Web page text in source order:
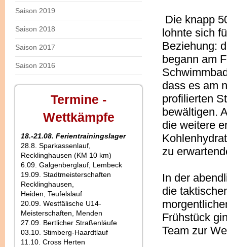
Saison 2019
Saison 2018
Saison 2017
Saison 2016
Termine -
Wettkämpfe
18.-21.08. Ferientrainingslager
28.8. Sparkassenlauf,
Recklinghausen (KM 10 km)
6.09. Galgenberglauf, Lembeck
19.09. Stadtmeisterschaften
Recklinghausen,
Heiden, Teufelslauf
20.09. Westfälische U14-
Meisterschaften, Menden
27.09. Bertlicher Straßenläufe
03.10. Stimberg-Haardtlauf
11.10. Cross Herten
Die knapp
lohnte sich
Beziehung:
begann am
dass es am
profilierten
bewältigen.
die weitere
zu
In der
die
Frühstück
Team zur